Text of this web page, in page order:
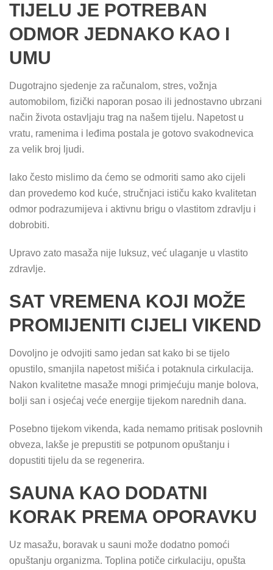
TIJELU JE POTREBAN
ODMOR JEDNAKO KAO I
UMU
Dugotrajno sjedenje za računalom, stres, vožnja
automobilom, fizički naporan posao ili jednostavno ubrzani
način života ostavljaju trag na našem tijelu. Napetost u
vratu, ramenima i leđima postala je gotovo svakodnevica
za velik broj ljudi.
Iako često mislimo da ćemo se odmoriti samo ako cijeli
dan provedemo kod kuće, stručnjaci ističu kako kvalitetan
odmor podrazumijeva i aktivnu brigu o vlastitom zdravlju i
dobrobiti.
Upravo zato masaža nije luksuz, već ulaganje u vlastito
zdravlje.
SAT VREMENA KOJI MOŽE
PROMIJENITI CIJELI VIKEND
Dovoljno je odvojiti samo jedan sat kako bi se tijelo
opustilo, smanjila napetost mišića i potaknula cirkulacija.
Nakon kvalitetne masaže mnogi primjećuju manje bolova,
bolji san i osjećaj veće energije tijekom narednih dana.
Posebno tijekom vikenda, kada nemamo pritisak poslovnih
obveza, lakše je prepustiti se potpunom opuštanju i
dopustiti tijelu da se regenerira.
SAUNA KAO DODATNI
KORAK PREMA OPORAVKU
Uz masažu, boravak u sauni može dodatno pomoći
opuštanju organizma. Toplina potiče cirkulaciju, opušta